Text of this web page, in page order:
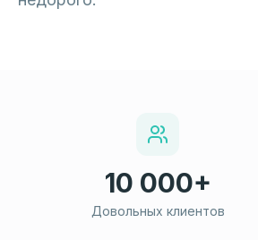
10 000+
Довольных клиентов